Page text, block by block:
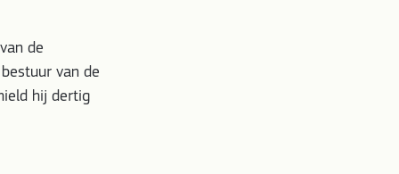
de
van de
hij dertig